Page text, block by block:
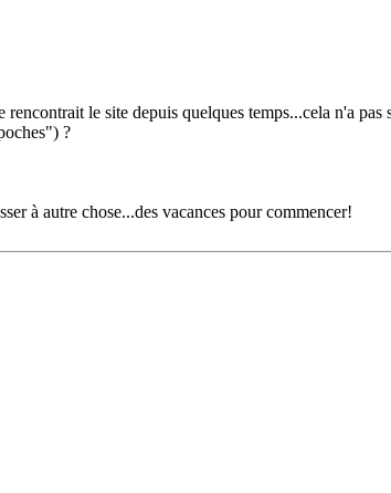
le site depuis quelques temps...cela n'a
?
à autre chose...des vacances pour commencer!